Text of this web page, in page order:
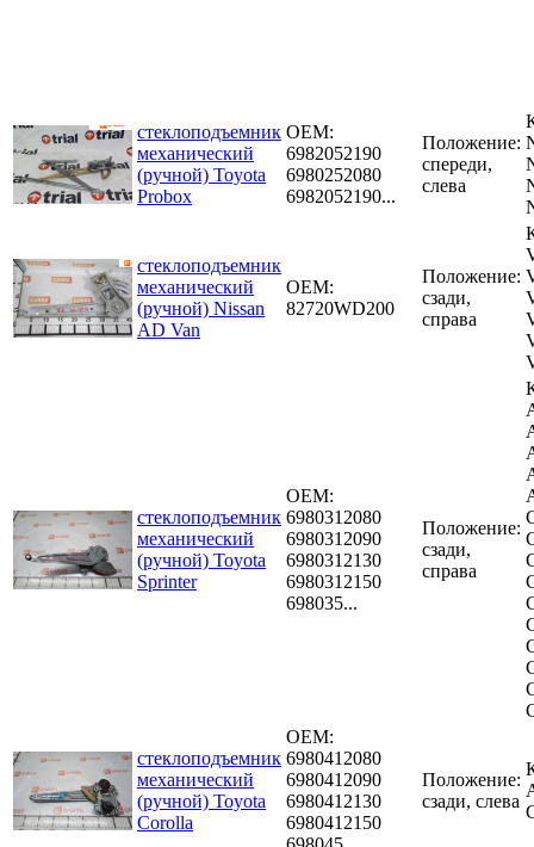
стеклоподъемник
механический
(ручной) Toyota
Probox
OEM:
6982052190
6980252080
6982052190...
Положение:
спереди,
слева
стеклоподъемник
механический
(ручной) Nissan
AD Van
OEM:
82720WD200
Положение:
сзади,
справа
стеклоподъемник
механический
(ручной) Toyota
Sprinter
OEM:
6980312080
6980312090
6980312130
6980312150
698035...
Положение:
сзади,
справа
стеклоподъемник
механический
(ручной) Toyota
Corolla
OEM:
6980412080
6980412090
6980412130
6980412150
Положение:
сзади, слева